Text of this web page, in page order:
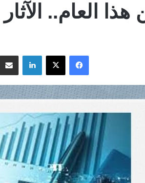
هذا العام..
فيسبوك لينكدإن